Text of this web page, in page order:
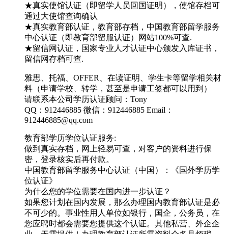
★真实使馆认证（即留学人员回国证明），使馆存档可
通过大使馆查询确认
★真实教育部认证，教育部存档，中国教育部留学服务
中心认证（即教育部留服认证）网站100%可查.
★留信网认证，国家专业人才认证中心颁发入库证书，
留信网存档可查.
雅思、托福、OFFER、在读证明、学生卡等留学相关材
料（申请学校、转学，甚至是申请工签都可以用到）
请联系本公司学历认证顾问：Tony
QQ：912446885 微信：912446885 Email：
912446885@qq.com
教育部学历学位认证服务:
做到真实存档，网上轻易可查，对客户的资料进行保
密，登录核实后再付款。
中国教育部留学服务中心认证（中国）：《国外学历学
位认证》
为什么您的学位需要在国内进一步认证？
如果您计划在国内发展，那么办理国内教育部认证是必
不可少的。事业性用人单位如银行，国企，公务员，在
您应聘时都会需要您提供这个认证。其他私营、外企企